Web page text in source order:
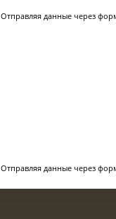
Отправляя данные через
Отправляя данные через